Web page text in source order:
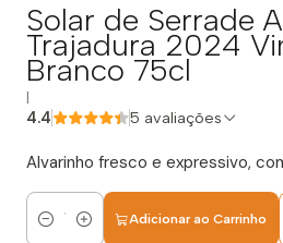
Solar de Serrade
Trajadura 2024
Branco 75cl
4.4 5 avaliações
Alvarinho fresco e expressivo,
Quantidade
Adicionar ao Carrinho